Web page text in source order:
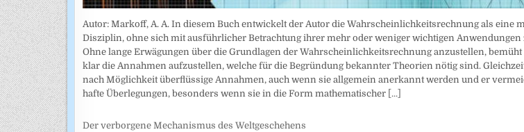
Autor: Markoff, A. A. In diesem Buch entwickelt der Autor die Wahrscheinlichkeitsrechnung als eine
Disziplin, ohne sich mit ausführlicher Betrachtung ihrer mehr oder weniger wichtigen Anwendungen
Ohne lange Erwägungen über die Grundlagen der Wahrscheinlich­keitsrechnung anzustellen, bemüht
klar die Annahmen auf­zustellen, welche für die Begründung bekannter Theorien nötig sind.
nach Möglichkeit überflüssige Annahmen, auch wenn sie allgemein anerkannt werden und er
hafte Überlegungen, besonders wenn sie in die Form mathematischer [...]
Der verborgene Mechanismus des Weltgeschehens